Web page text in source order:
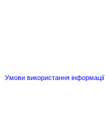
Умови використання інформації